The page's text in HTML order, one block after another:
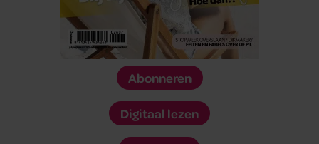
Abonneren
Digitaal lezen